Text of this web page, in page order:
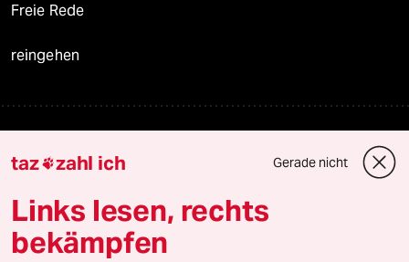
Freie Rede
reingehen
Newsletter
taz frisch
taz zahl ich Gerade nicht
Links lesen, rechts
bekämpfen